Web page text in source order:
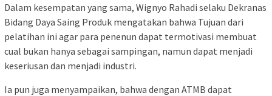
Dalam kesempatan yang sama, Wignyo Rahadi selaku Dekranas
Bidang Daya Saing Produk mengatakan bahwa Tujuan dari
pelatihan ini agar para penenun dapat termotivasi membuat
cual bukan hanya sebagai sampingan, namun dapat menjadi
keseriusan dan menjadi industri.
Ia pun juga menyampaikan, bahwa dengan ATMB dapat